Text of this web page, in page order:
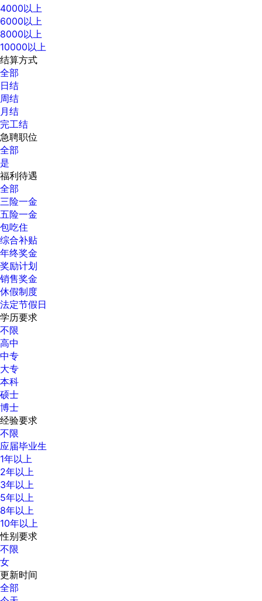
4000以上
6000以上
8000以上
10000以上
结算方式
全部
日结
周结
月结
完工结
急聘职位
全部
是
福利待遇
全部
三险一金
五险一金
包吃住
综合补贴
年终奖金
奖励计划
销售奖金
休假制度
法定节假日
学历要求
不限
高中
中专
大专
本科
硕士
博士
经验要求
不限
应届毕业生
1年以上
2年以上
3年以上
5年以上
8年以上
10年以上
性别要求
不限
女
更新时间
全部